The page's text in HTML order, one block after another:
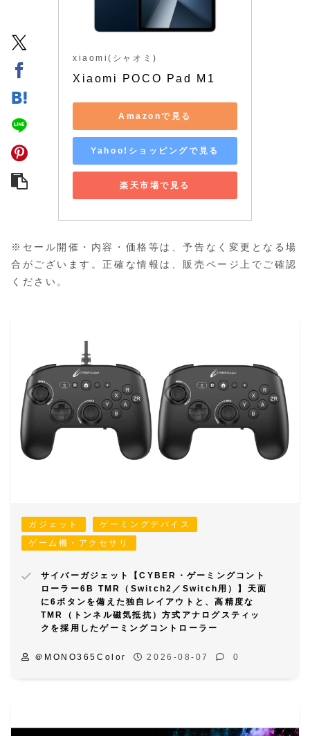
xiaomi(シャオミ)
Xiaomi POCO Pad M1
Amazonで見る
Yahoo!ショッピングで見る
楽天市場で見る
※セール開催・内容・価格等は、予告なく変更となる場
合がございます。正確な情報は、販売ページ上でご確認
ください。
ガジェット
ゲーミングデバイス
ゲーム機・アクセサリ
サイバーガジェット【CYBER・ゲーミングコント
ローラー6B TMR（Switch2／Switch用）】天面
に6ボタンを備えた独自レイアウトと、高精度な
TMR（トンネル磁気抵抗）方式アナログスティッ
クを採用したゲーミングコントローラー
＠MONO365Color 2026-08-07 0